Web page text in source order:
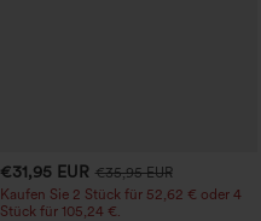
€31,95 EUR €35,95 EUR
Kaufen Sie 2 Stück für 52,62 € oder 4
Stück für 105,24 €.